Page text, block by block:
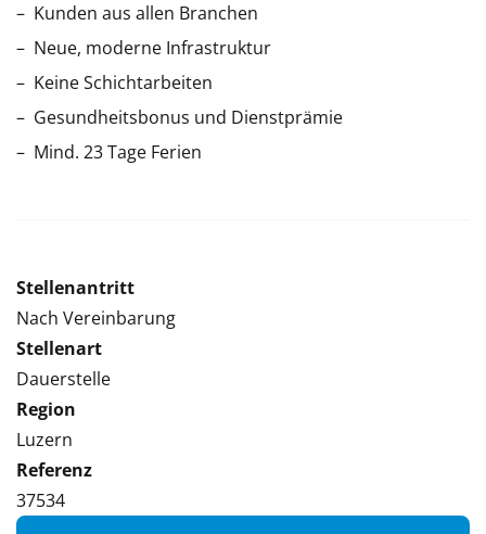
Kunden aus allen Branchen
Neue, moderne Infrastruktur
Keine Schichtarbeiten
Gesundheitsbonus und Dienstprämie
Mind. 23 Tage Ferien
Stellenantritt
Nach Vereinbarung
Stellenart
Dauerstelle
Region
Luzern
Referenz
37534